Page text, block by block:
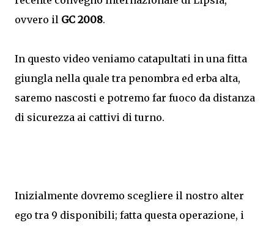
ovvero il GC 2008.
In questo video veniamo catapultati in una fitta
giungla nella quale tra penombra ed erba alta,
saremo nascosti e potremo far fuoco da distanza
di sicurezza ai cattivi di turno.
Inizialmente dovremo scegliere il nostro alter
ego tra 9 disponibili; fatta questa operazione, i